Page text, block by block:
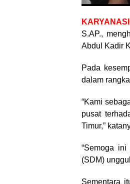
S.AP.,
Abdul Kadir
Pada
dalam
“Kami
pusat
Timur,”
“Semoga
(SDM)
Sementara